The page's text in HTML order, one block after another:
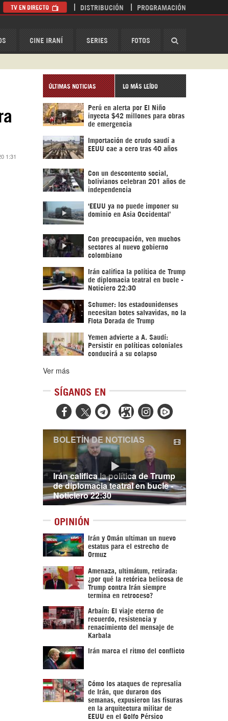
CINE IRANÍ SERIES FOTOS
TV EN DIRECTO DISTRIBUCIÓN PROGRAMACIÓN
1:31
ÚLTIMAS NOTICIAS LO MÁS LEÍDO
Perú en alerta por El Niño
inyecta $42 millones para obras
de emergencia
Importación de crudo saudí a
EEUU cae a cero tras 40 años
Con un descontento social,
bolivianos celebran 201 años de
independencia
‘EEUU ya no puede imponer su
dominio en Asia Occidental’
Con preocupación, ven muchos
sectores al nuevo gobierno
colombiano
Irán califica la política de Trump
de diplomacia teatral en bucle -
Noticiero 22:30
Schumer: los estadounidenses
necesitan botes salvavidas, no la
Flota Dorada de Trump
Yemen advierte a A. Saudí:
Persistir en políticas coloniales
conducirá a su colapso
Ver más
SÍGANOS EN
  
Irán califica la política de Trump
de diplomacia teatral en bucle -
Noticiero 22:30
BOLETÍN DE NOTICIAS
OPINIÓN
Irán y Omán ultiman un nuevo
estatus para el estrecho de
Ormuz
Amenaza, ultimátum, retirada:
¿por qué la retórica belicosa de
Trump contra Irán siempre
termina en retroceso?
Arbaín: El viaje eterno de
recuerdo, resistencia y
renacimiento del mensaje de
Karbala
Irán marca el ritmo del conflicto
Cómo los ataques de represalia
de Irán, que duraron dos
semanas, expusieron las fisuras
en la arquitectura militar de
EEUU en el Golfo Pérsico